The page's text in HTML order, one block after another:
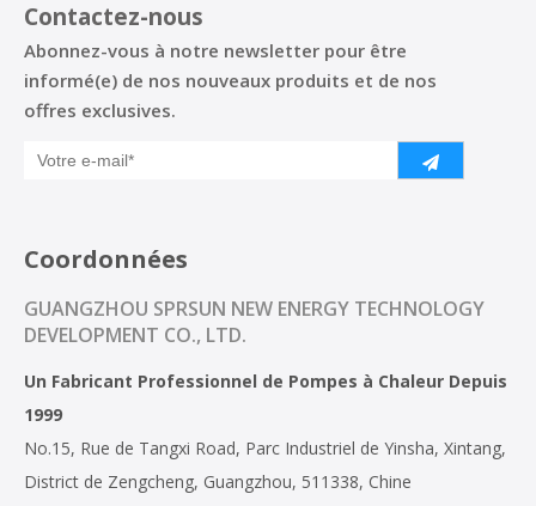
Contactez-nous
Abonnez-vous à notre newsletter pour être
informé(e) de nos nouveaux produits et de nos
offres exclusives.
Coordonnées
GUANGZHOU SPRSUN NEW ENERGY TECHNOLOGY
DEVELOPMENT CO., LTD.
Un Fabricant Professionnel de Pompes à Chaleur Depuis
1999
No.15, Rue de Tangxi Road, Parc Industriel de Yinsha, Xintang,
District de Zengcheng, Guangzhou, 511338, Chine